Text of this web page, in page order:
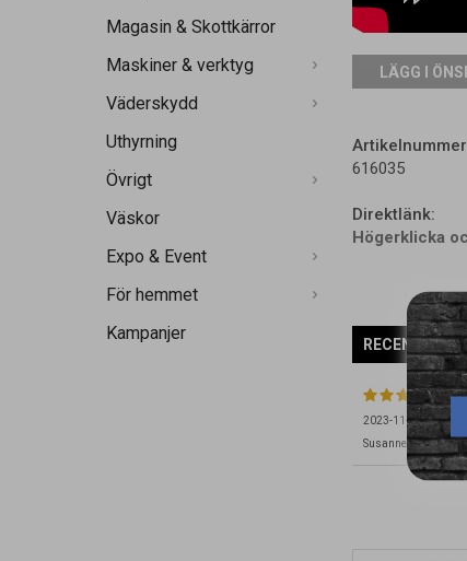
Magasin & Skottkärror
Maskiner & verktyg
Väderskydd
Uthyrning
Övrigt
Väskor
Expo & Event
För hemmet
Kampanjer
LÄGG I
616035
Direktlänk:
Högerklicka
RECENSIONER
2023-11-29
Susanne